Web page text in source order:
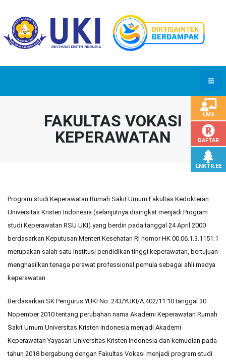
FAKULTAS VOKASI
KEPERAWATAN
Program studi Keperawatan Rumah Sakit Umum Fakultas Kedokteran
Universitas Kristen Indonesia (selanjutnya disingkat menjadi Program
studi Keperawatan RSU UKI) yang berdiri pada tanggal 24 April 2000
berdasarkan Keputusan Menteri Kesehatan RI nomor HK 00.06.1.3.1151.1
merupakan salah satu institusi pendidikan tinggi keperawatan, bertujuan
menghasilkan tenaga perawat professional pemula sebagai ahli madya
keperawatan.
Berdasarkan SK Pengurus YUKI No. 243/YUKI/A.402/11.10 tanggal 30
Nopember 2010 tentang perubahan nama Akademi Keperawatan Rumah
Sakit Umum Universitas Kristen Indonesia menjadi Akademi
Keperawatan Yayasan Universitas Kristen Indonesia dan kemudian pada
tahun 2018 bergabung dengan Fakultas Vokasi menjadi program studi
LMS
DAFTAR
LNKTR.EE